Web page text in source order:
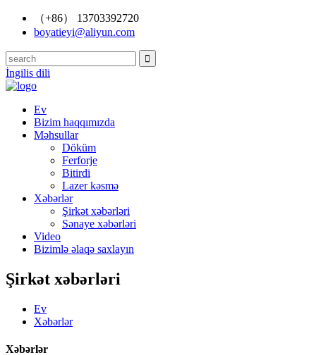
（+86） 13703392720
boyatieyi@aliyun.com
İngilis dili
Ev
Bizim haqqımızda
Məhsullar
Döküm
Ferforje
Bitirdi
Lazer kəsmə
Xəbərlər
Şirkət xəbərləri
Sənaye xəbərləri
Video
Bizimlə əlaqə saxlayın
Şirkət xəbərləri
Ev
Xəbərlər
Xəbərlər